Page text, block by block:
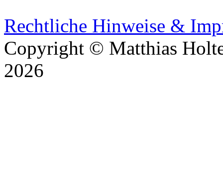
Rechtliche Hinweise &
Copyright © Matthias
2026